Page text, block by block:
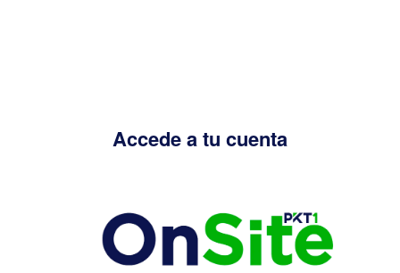
Accede a tu cuenta